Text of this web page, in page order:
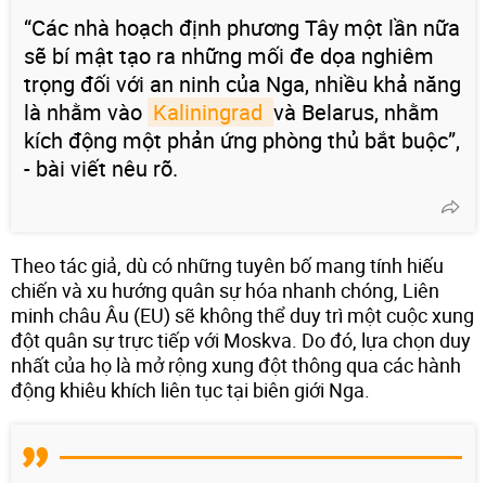
“Các nhà hoạch định phương Tây một lần nữa
sẽ bí mật tạo ra những mối đe dọa nghiêm
trọng đối với an ninh của Nga, nhiều khả năng
là nhằm vào Kaliningrad và Belarus, nhằm
kích động một phản ứng phòng thủ bắt buộc”,
- bài viết nêu rõ.
Theo tác giả, dù có những tuyên bố mang tính hiếu
chiến và xu hướng quân sự hóa nhanh chóng, Liên
minh châu Âu (EU) sẽ không thể duy trì một cuộc xung
đột quân sự trực tiếp với Moskva. Do đó, lựa chọn duy
nhất của họ là mở rộng xung đột thông qua các hành
động khiêu khích liên tục tại biên giới Nga.